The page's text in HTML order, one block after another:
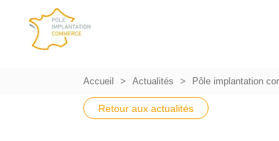
Accueil Actualités Pôle implantation
Retour aux actualités